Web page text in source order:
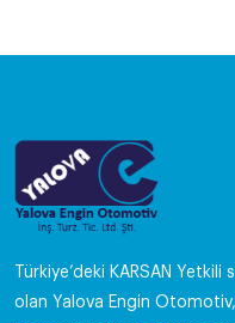
Türkiye’deki KARSAN
olan Yalova Engin